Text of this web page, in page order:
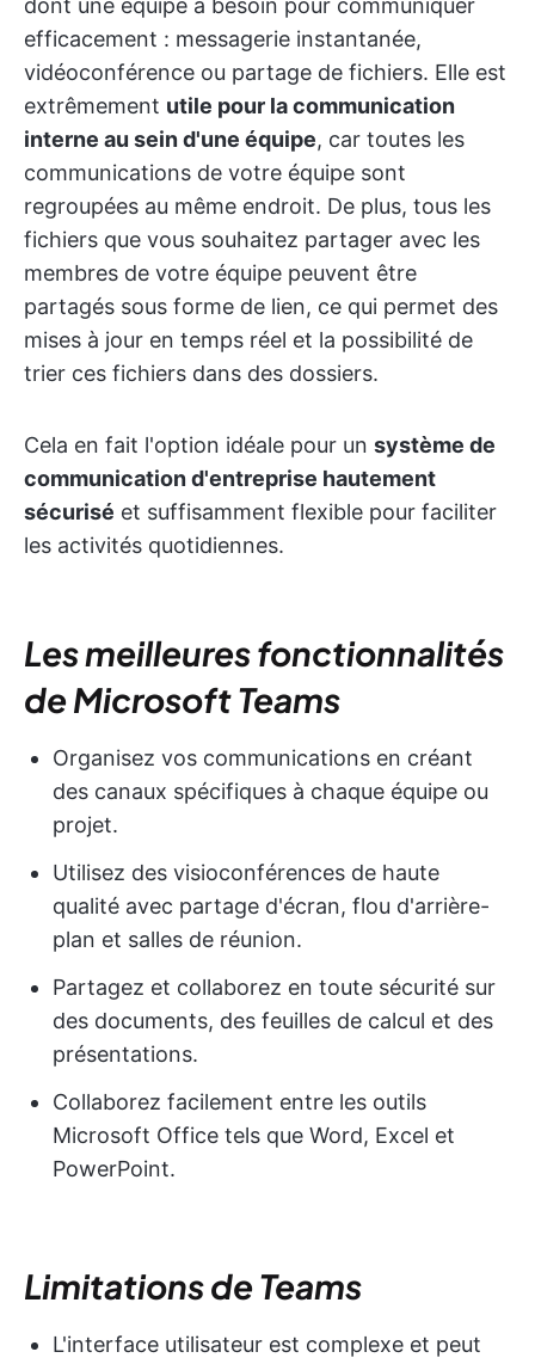
dont une équipe a besoin pour communiquer
efficacement : messagerie instantanée,
vidéoconférence ou partage de fichiers. Elle est
extrêmement utile pour la communication
interne au sein d'une équipe, car toutes les
communications de votre équipe sont
regroupées au même endroit. De plus, tous les
fichiers que vous souhaitez partager avec les
membres de votre équipe peuvent être
partagés sous forme de lien, ce qui permet des
mises à jour en temps réel et la possibilité de
trier ces fichiers dans des dossiers.
Cela en fait l'option idéale pour un système de
communication d'entreprise hautement
sécurisé et suffisamment flexible pour faciliter
les activités quotidiennes.
Les meilleures fonctionnalités
de Microsoft Teams
Organisez vos communications en créant
des canaux spécifiques à chaque équipe ou
projet.
Utilisez des visioconférences de haute
qualité avec partage d'écran, flou d'arrière-
plan et salles de réunion.
Partagez et collaborez en toute sécurité sur
des documents, des feuilles de calcul et des
présentations.
Collaborez facilement entre les outils
Microsoft Office tels que Word, Excel et
PowerPoint.
Limitations de Teams
L'interface utilisateur est complexe et peut